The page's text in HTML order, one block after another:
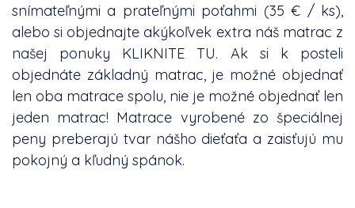
snímateľnými a prateľnými poťahmi (35 € / ks),
alebo si objednajte akýkoľvek extra náš matrac z
našej ponuky KLIKNITE TU. Ak si k posteli
objednáte základný matrac, je možné objednať
len oba matrace spolu, nie je možné objednať len
jeden matrac! Matrace vyrobené zo špeciálnej
peny preberajú tvar nášho dieťaťa a zaisťujú mu
pokojný a kľudný spánok.